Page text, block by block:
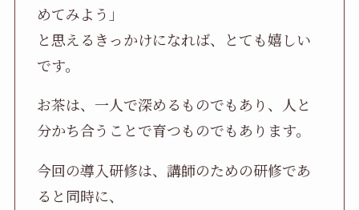
めてみよう」
と思えるきっかけになれば、とても嬉しい
です。
お茶は、一人で深めるものでもあり、人と
分かち合うことで育つものでもあります。
今回の導入研修は、講師のための研修であ
ると同時に、